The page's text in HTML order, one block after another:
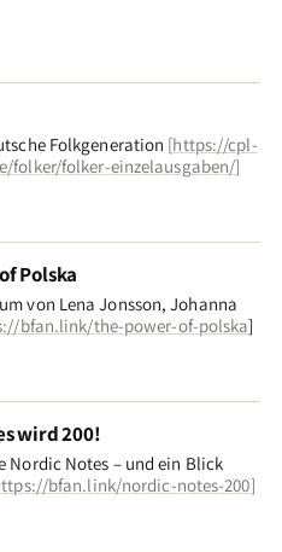
Folkgeneration [https://cpl-
folker/folker-einzelausgaben/]
Polska
von Lena Jonsson, Johanna
bfan.link/the-power-of-polska]
wird 200!
Nordic Notes – und ein Blick
bfan.link/nordic-notes-200]